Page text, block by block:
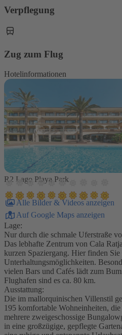
Verpflegung
Zug zum Flug
Hotelinformationen
R2 Lago Playa Park
Alle Bilder & Videos anzeigen
Auf Google Maps anzeigen
Lage:
Nur durch die schmale Uferstraße
Das lebhafte Zentrum von Cala
kurzen Spaziergang. Hier finden
Unterhaltungsmöglichkeiten.
vielen Bars und Cafés lädt zum
Flughafen sind es ca. 80 km.
Ausstattung:
Die im mallorquinischen Villenstil
195 komfortable Wohneinheiten,
mehrere zweigeschossige
in eine großzügige, gepflegte